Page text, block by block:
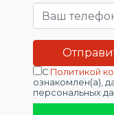
С Политикой
ознакомлен(а),
персональных